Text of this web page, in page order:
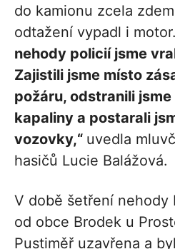
do kamionu zcela
odtažení vypadl i motor.
nehody policií jsme
Zajistili jsme místo
požáru, odstranili
kapaliny a postarali
vozovky,“ uvedla
hasičů Lucie Balážová.
V době šetření nehody
od obce Brodek u
Pustiměř uzavřena a